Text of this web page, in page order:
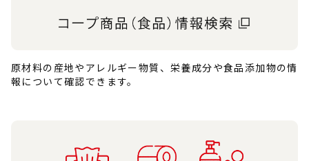
原材料の産地やアレルギー物質、栄養成分や食品添加物の情
報について確認できます。